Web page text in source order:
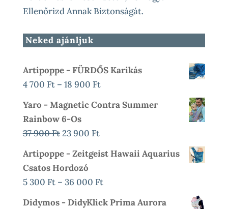
Ellenőrizd Annak Biztonságát.
Neked ajánljuk
Artipoppe - FÜRDŐS Karikás
4 700 Ft – 18 900 FtÁrtartomány:
900 Ft
Yaro - Magnetic Contra Summer
Rainbow 6-Os
37 900Ft Original
23 900 FtCurrent
Artipoppe - Zeitgeist Hawaii Aquarius
Csatos Hordozó
5 300 Ft – 36 000 FtÁrtartomány:
Didymos - DidyKlick Prima Aurora